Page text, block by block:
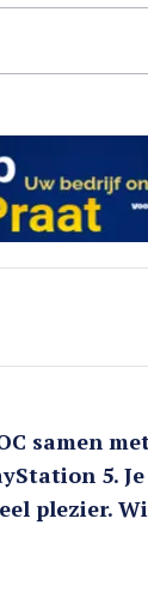
samen
5.
plezier.